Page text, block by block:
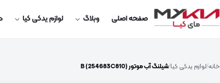
صفحه اصلی وبلاگ لوازم یدکی کیا
خانه لوازم یدکی کیا شیلنگ آب موتور B (254683C810)